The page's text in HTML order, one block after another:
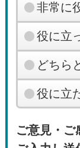
非常に
役に立
どちら
役に立
ご意見・ご